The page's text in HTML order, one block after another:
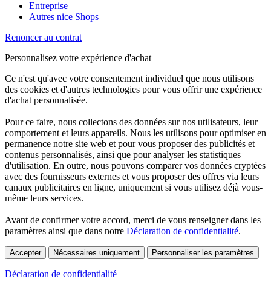
Entreprise
Autres nice Shops
Renoncer au contrat
Personnalisez votre expérience d'achat
Ce n'est qu'avec votre consentement individuel que nous utilisons
des cookies et d'autres technologies pour vous offrir une expérience
d'achat personnalisée.
Pour ce faire, nous collectons des données sur nos utilisateurs, leur
comportement et leurs appareils. Nous les utilisons pour optimiser en
permanence notre site web et pour vous proposer des publicités et
contenus personnalisés, ainsi que pour analyser les statistiques
d'utilisation. En outre, nous pouvons comparer vos données cryptées
avec des fournisseurs externes et vous proposer des offres via leurs
canaux publicitaires en ligne, uniquement si vous utilisez déjà vous-
même leurs services.
Avant de confirmer votre accord, merci de vous renseigner dans les
paramètres ainsi que dans notre Déclaration de confidentialité.
Accepter Nécessaires uniquement Personnaliser les paramètres
Déclaration de confidentialité